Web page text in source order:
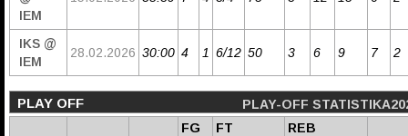
IEM
IKS @
IEM
28.02.2026 30:00 4 1 6/12 50 3 6 9 7 2
PLAY OFF
PLAY-OFF
FG
FT
REB